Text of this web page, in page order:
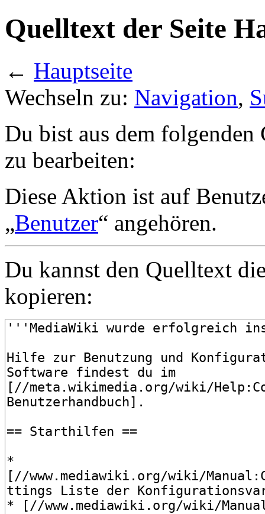
Quelltext der Seite
← Hauptseite
Wechseln zu: Navigation,
Du bist aus dem
zu bearbeiten:
Diese Aktion ist auf
„Benutzer“ angehören.
Du kannst den Quelltext
kopieren: